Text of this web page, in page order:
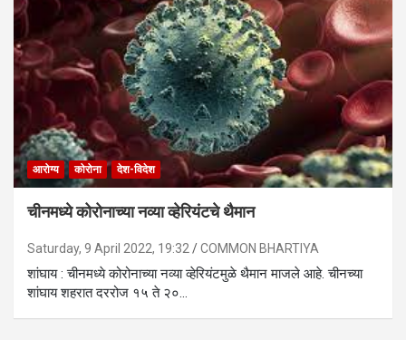
आरोग्य कोरोना देश-विदेश
चीनमध्ये कोरोनाच्या नव्या व्हेरियंटचे थैमान
Saturday, 9 April 2022, 19:32 COMMON BHARTIYA
शांघाय : चीनमध्ये कोरोनाच्या नव्या व्हेरियंटमुळे थैमान माजले आहे. चीनच्या
शांघाय शहरात दररोज १५ ते २०…